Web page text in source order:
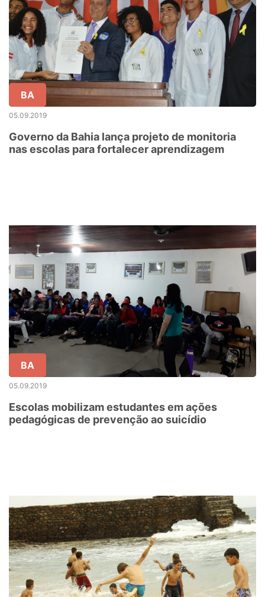
BA
05.09.2019
Governo da Bahia lança projeto de monitoria
nas escolas para fortalecer aprendizagem
BA
05.09.2019
Escolas mobilizam estudantes em ações
pedagógicas de prevenção ao suicídio